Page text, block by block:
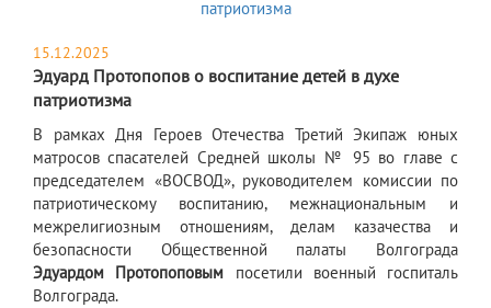
15.12.2025
Эдуард Протопопов о воспитание детей в духе
патриотизма
​В рамках Дня Героев Отечества Третий Экипаж юных
матросов спасателей Средней школы № 95 во главе с
председателем «ВОСВОД», руководителем комиссии по
патриотическому воспитанию, межнациональным и
межрелигиозным отношениям, делам казачества и
безопасности Общественной палаты Волгограда
Эдуардом Протопоповым посетили военный госпиталь
Волгограда.